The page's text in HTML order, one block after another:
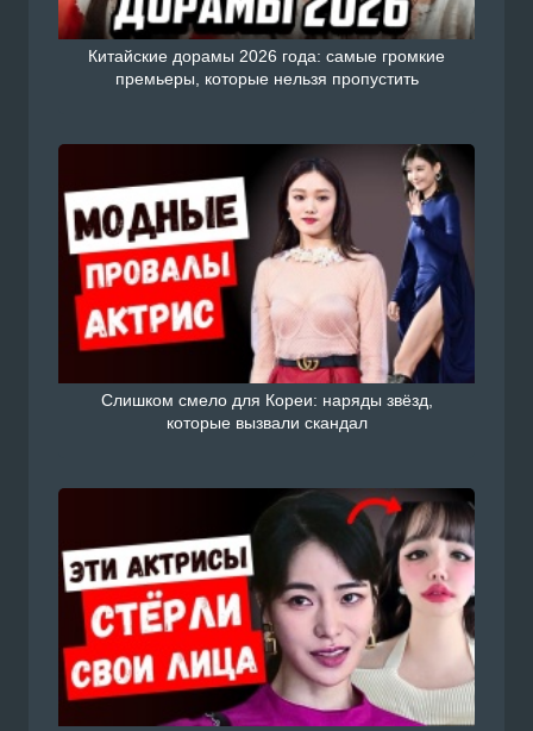
Китайские дорамы 2026 года: самые громкие
премьеры, которые нельзя пропустить
Слишком смело для Кореи: наряды звёзд,
которые вызвали скандал